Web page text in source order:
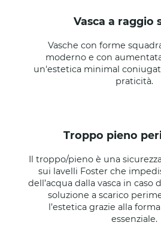
vasca a raggio
Vasche con forme
moderno e con
un'estetica minimal
praticità.
troppo pieno
Il troppo/pieno è una
sui lavelli Foster che
dell’acqua dalla vasca in caso
soluzione a scarico
l’estetica grazie alla
essenziale.